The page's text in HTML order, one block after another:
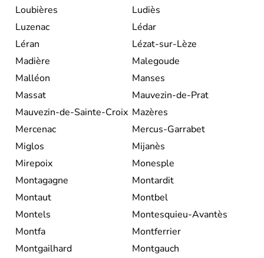
Loubières
Ludiès
Luzenac
Lédar
Léran
Lézat-sur-Lèze
Madière
Malegoude
Malléon
Manses
Massat
Mauvezin-de-Prat
Mauvezin-de-Sainte-Croix Mazères
Mercenac
Mercus-Garrabet
Miglos
Mijanès
Mirepoix
Monesple
Montagagne
Montardit
Montaut
Montbel
Montels
Montesquieu-Avantès
Montfa
Montferrier
Montgailhard
Montgauch